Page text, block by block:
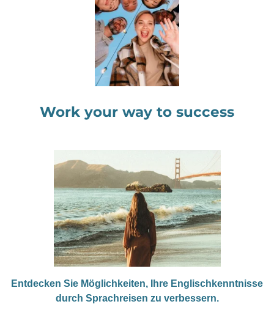
Work your way to success
Entdecken Sie Möglichkeiten, Ihre Englischkenntnisse
durch Sprachreisen zu verbessern.